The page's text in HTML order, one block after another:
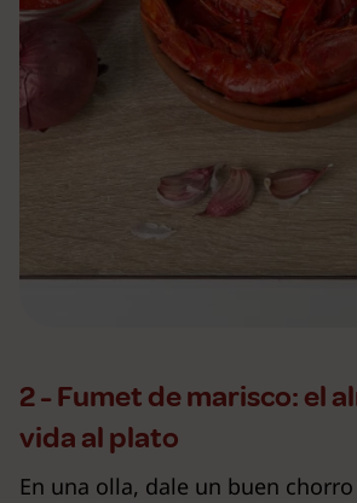
2 - Fumet de marisco: el
vida al plato
En una olla, dale un buen